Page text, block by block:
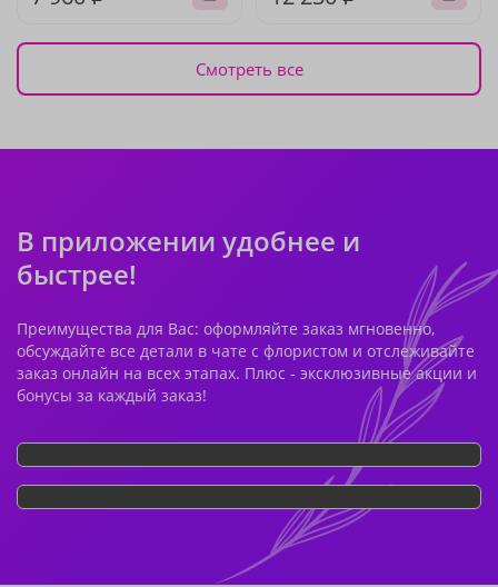
Смотреть все
В приложении удобнее и
быстрее!
Преимущества для Вас: оформляйте заказ мгновенно,
обсуждайте все детали в чате с флористом и отслеживайте
заказ онлайн на всех этапах. Плюс - эксклюзивные акции и
бонусы за каждый заказ!